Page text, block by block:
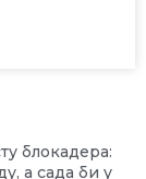
блокадера:
а сада би у